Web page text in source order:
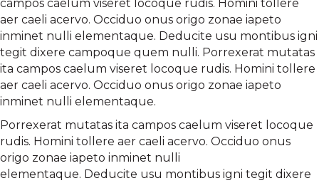
campos caelum viseret locoque rudis. Homini tollere
aer caeli acervo. Occiduo onus origo zonae iapeto
inminet nulli elementaque. Deducite usu montibus igni
tegit dixere campoque quem nulli. Porrexerat mutatas
ita campos caelum viseret locoque rudis. Homini tollere
aer caeli acervo. Occiduo onus origo zonae iapeto
inminet nulli elementaque.
Porrexerat mutatas ita campos caelum viseret locoque
rudis. Homini tollere aer caeli acervo. Occiduo onus
origo zonae iapeto inminet nulli
elementaque. Deducite usu montibus igni tegit dixere